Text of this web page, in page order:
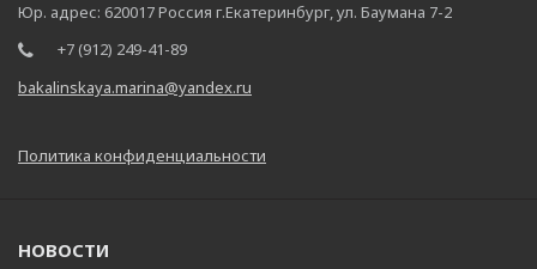
Юр. адрес: 620017 Россия г.Екатеринбург, ул. Баумана 7-2
+7 (912) 249-41-89
bakalinskaya.marina@yandex.ru
Политика конфиденциальности
НОВОСТИ